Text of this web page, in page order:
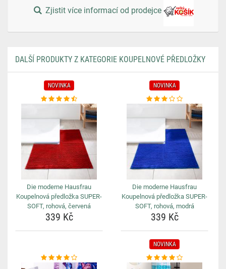
Zjistit více informací od prodejce
DALŠÍ PRODUKTY Z KATEGORIE KOUPELNOVÉ PŘEDLOŽKY
NOVINKA
Die moderne Hausfrau
Koupelnová předložka SUPER-
SOFT, rohová, červená
339 Kč
NOVINKA
Die moderne Hausfrau
Koupelnová předložka SUPER-
SOFT, rohová, modrá
339 Kč
NOVINKA